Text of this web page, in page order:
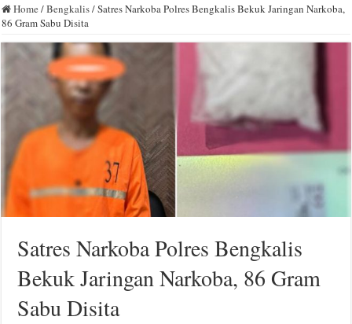
Home /Bengkalis/Satres Narkoba Polres Bengkalis Bekuk Jaringan Narkoba,
86 Gram Sabu Disita
Satres Narkoba Polres Bengkalis
Bekuk Jaringan Narkoba, 86 Gram
Sabu Disita